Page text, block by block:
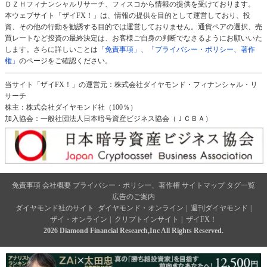
ＤＺＨフィナンシャルリサーチ、フィスコから情報の提供を受けております。
本ウェブサイト「ザイFX！」は、情報の提供を目的として運営しており、投
資、その他の行動を勧誘する目的では運営しておりません。通貨ペアの選択、売
買レートなど投資の最終決定は、お客様ご自身の判断でなさるようにお願いいた
します。さらに詳しいことは 「免責事項」 、
「プライバシー・ポリシー、著作
権」 のページをご確認ください。
当サイト「ザイFX！」の運営元：株式会社ダイヤモンド・フィナンシャル・リ
サーチ
株主：株式会社ダイヤモンド社（100％）
加入協会：一般社団法人日本暗号資産ビジネス協会（ＪＣＢＡ）
免責事項 会社概要 プライバシー・ポリシー、著作権 サイトマップ タグ一覧
広告のご案内
ダイヤモンド社のサイト
ダイヤモンド・オンライン 週刊ダイヤモンド
ザイ・オンライン
クリプトインサイト
ザイFX！
2026 Diamond Financial Research,Inc All Rights Reserved.